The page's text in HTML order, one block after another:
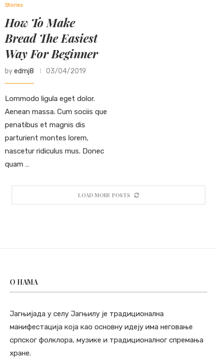
Stories
How To Make
Bread The Easiest
Way For Beginner
byedmj8 03/04/2019
Lommodo ligula eget dolor.
Aenean massa. Cum sociis que
penatibus et magnis dis
parturient montes lorem,
nascetur ridiculus mus. Donec
quam …
LOAD MORE POSTS
O НАМА
Јагњијада у селу Јагњилу је традиционална
манифестација која као основну идеју има неговање
српског фолклора, музике и традиционалног спремања
хране.